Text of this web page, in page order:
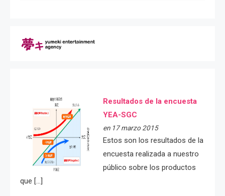
Resultados de la encuesta
YEA-SGC
en 17 marzo 2015
Estos son los resultados de la
encuesta realizada a nuestro
público sobre los productos
que […]